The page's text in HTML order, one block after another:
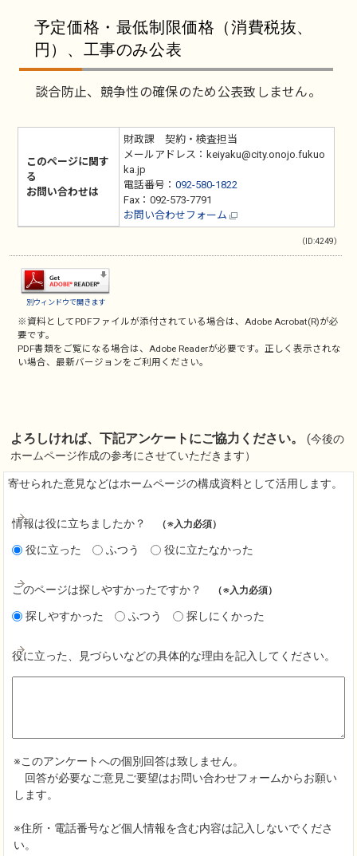
予定価格・最低制限価格（消費税抜、
円）、工事のみ公表
談合防止、競争性の確保のため公表致しません。
このページに関す
る
お問い合わせは
財政課 契約・検査担当
メールアドレス：keiyaku@city.onojo.fukuo
ka.jp
電話番号： 092-580-1822
Fax：092-573-7791
お問い合わせフォーム
（ID:4249）
別ウィンドウで開きます
※資料としてPDFファイルが添付されている場合は、Adobe Acrobat(R)が必
要です。
PDF書類をご覧になる場合は、Adobe Readerが必要です。正しく表示されな
い場合、最新バージョンをご利用ください。